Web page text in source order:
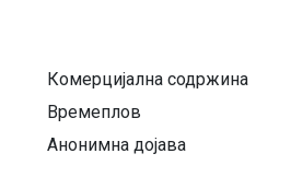
Комерцијална содржина
Времеплов
Анонимна дојава